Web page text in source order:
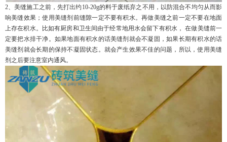
2、美缝施工之前，先打出约10-20g的料于废纸弃之不用，以防混合不均匀从而影
响美缝效果；使用美缝剂前缝隙一定不要有积水。再做美缝之前一定不要在地面
上存在积水。比如有厨房和卫生间由于经常地用水会留下有积水， 在做美缝前一
定要把水排干净。如果地面有积水的话美缝剂就会不凝固，如果长期有积水的话
美缝剂就会长期的保持不凝固状态。就会产生效果不佳的问题，所以，使用美缝
剂之后要注意室内通风。